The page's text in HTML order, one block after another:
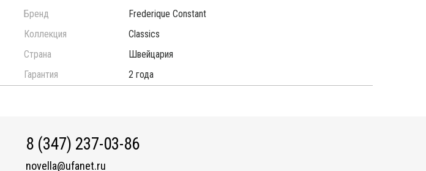
Бренд
Frederique Constant
Коллекция
Classics
Страна
Швейцария
Гарантия
2 года
8 (347) 237-03-86
novella@ufanet.ru